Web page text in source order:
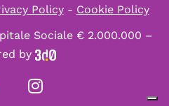
Policy- Cookie Policy
Sociale € 2.000.000 –
by